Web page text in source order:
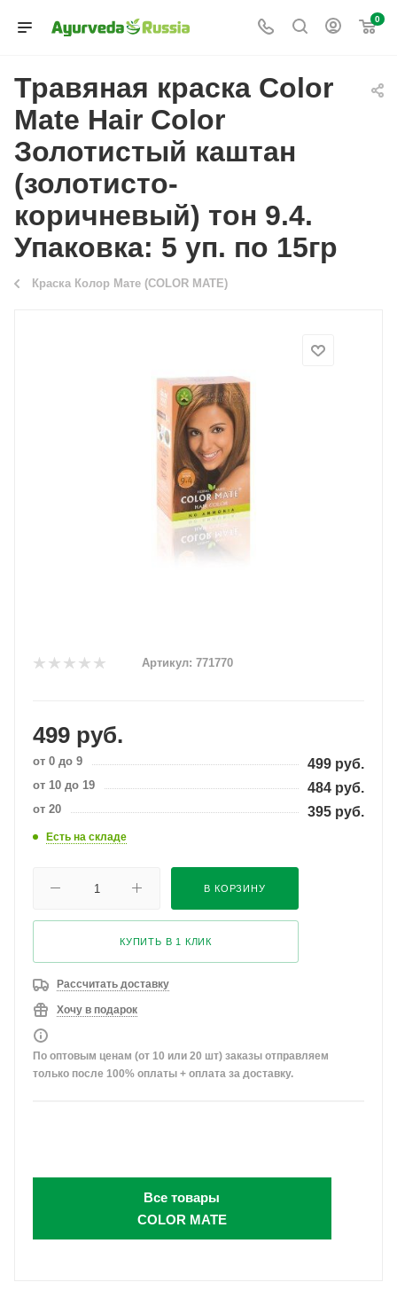
0
Травяная краска Color
Mate Hair Color
Золотистый каштан
(золотисто-
коричневый) тон 9.4.
Упаковка: 5 уп. по 15гр
Краска Колор Мате (COLOR MATE)
Артикул: 771770
499 руб.
от 0 до 9 499 руб.
от 10 до 19 484 руб.
от 20 395 руб.
Есть на складе
В КОРЗИНУ
КУПИТЬ В 1 КЛИК
Рассчитать доставку
Хочу в подарок
По оптовым ценам (от 10 или 20 шт) заказы отправляем
только после 100% оплаты + оплата за доставку.
Все товары
COLOR MATE